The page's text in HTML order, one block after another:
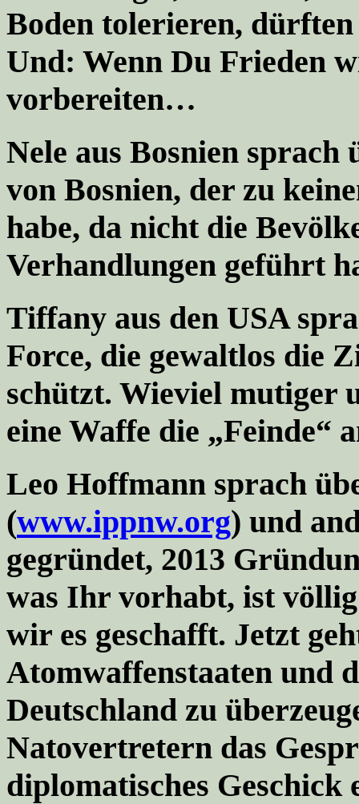
Boden tolerieren,
Und: Wenn Du Frieden
vorbereiten…
Nele aus Bosnien sprach
von Bosnien, der zu
habe, da nicht die
Verhandlungen geführt
Tiffany aus den USA
Force, die gewaltlos die
schützt. Wieviel mutiger
eine Waffe die „Feinde“
Leo Hoffmann sprach
(www.ippnw.org) und
gegründet, 2013
was Ihr vorhabt, ist
wir es geschafft. Jetzt
Atomwaffenstaaten und
Deutschland zu
Natovertretern das
diplomatisches Geschick